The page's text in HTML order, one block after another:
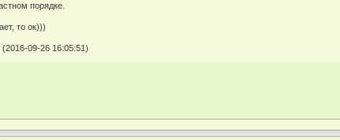
порядке.
то ок)))
09-26 16:05:51)